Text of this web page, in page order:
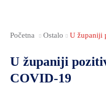
Početna Ostalo U županiji
U županiji
COVID-19